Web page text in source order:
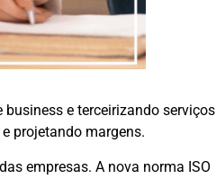
e terceirizando serviços
projetando margens.
empresas. A nova norma ISO